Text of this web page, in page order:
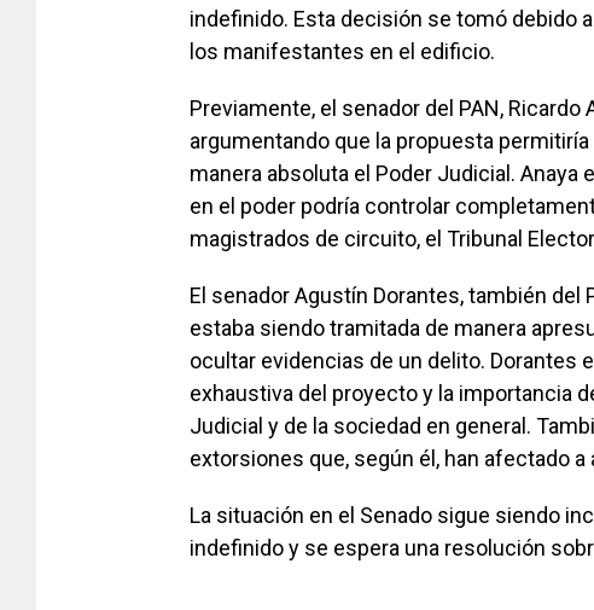
indefinido. Esta decisión se tomó debido
los manifestantes en el edificio.
Previamente, el senador del PAN,
argumentando que la propuesta
manera absoluta el Poder Judicial.
en el poder podría controlar
magistrados de circuito, el Tribunal
El senador Agustín Dorantes, también del
estaba siendo tramitada de manera
ocultar evidencias de un delito. Dorantes
exhaustiva del proyecto y la importancia
Judicial y de la sociedad en general.
extorsiones que, según él, han afectado
La situación en el Senado sigue siendo
indefinido y se espera una resolución